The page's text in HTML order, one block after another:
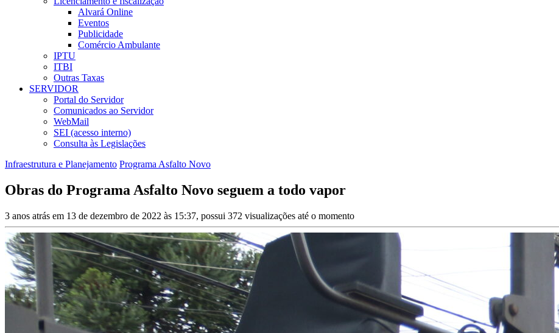
Alvará Online
Eventos
Publicidade
Comércio Ambulante
IPTU
ITBI
Outras Taxas
SERVIDOR
Portal do Servidor
Comunicados ao Servidor
WebMail
SEI (acesso interno)
Consulta às Legislações
Infraestrutura e Planejamento Programa Asfalto Novo
Obras do Programa Asfalto Novo seguem a todo vapor
3 anos atrás em 13 de dezembro de 2022 às 15:37, possui 372 visualizações até o momento